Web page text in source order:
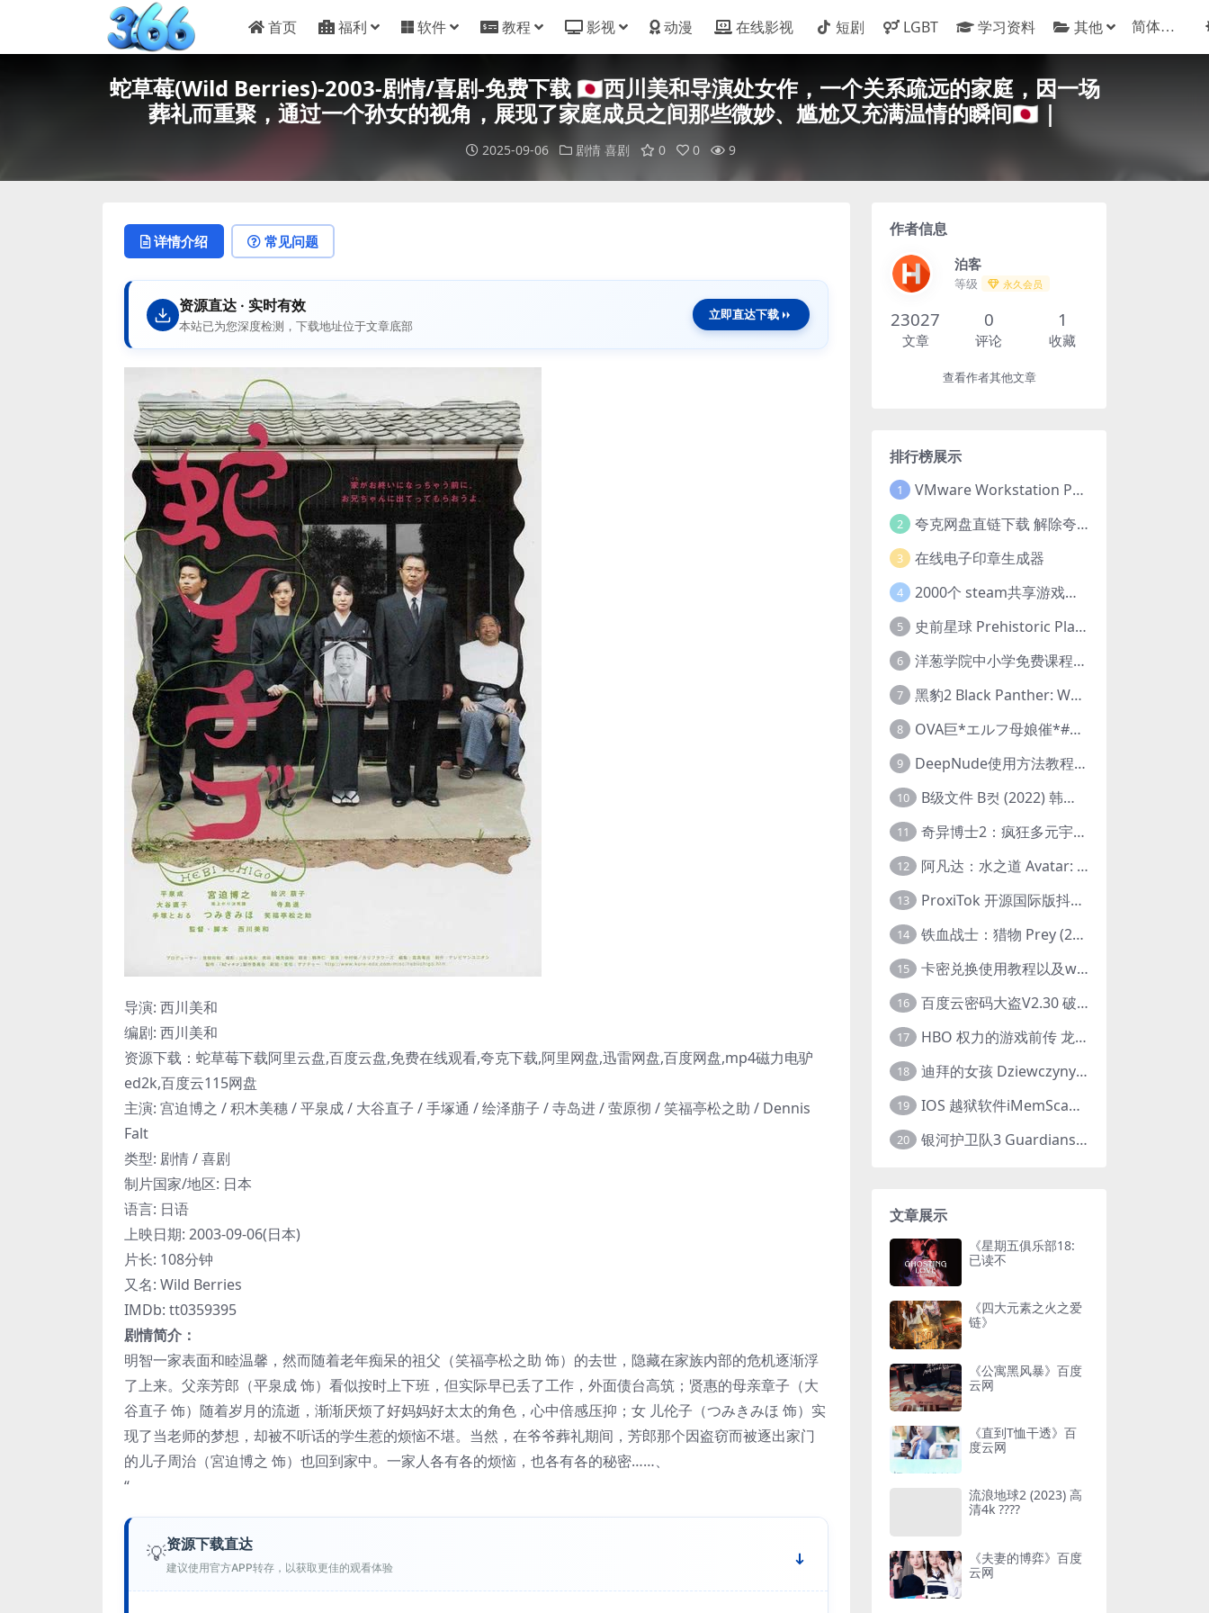
首页 福利 软件 教程 影视 动漫 在线影视 短剧 LGBT 学习资料 其他
蛇草莓(Wild Berries)-2003-剧情/喜剧-免费下载 🇯🇵西川美和导演处女作，一个关系疏远的家庭，因一场
葬礼而重聚，通过一个孙女的视角，展现了家庭成员之间那些微妙、尴尬又充满温情的瞬间🇯🇵｜
2025-09-06 剧情 喜剧 0 0 9
详情介绍 常见问题
资源直达 · 实时有效
本站已为您深度检测，下载地址位于文章底部
立即直达下载
导演: 西川美和
编剧: 西川美和
资源下载：蛇草莓下载阿里云盘,百度云盘,免费在线观看,夸克下载,阿里网盘,迅雷网盘,百度网盘,mp4磁力电驴
ed2k,百度云115网盘
主演: 宫迫博之 / 积木美穗 / 平泉成 / 大谷直子 / 手塚通 / 绘泽萠子 / 寺岛进 / 萤原彻 / 笑福亭松之助 / Dennis
Falt
类型: 剧情 / 喜剧
制片国家/地区: 日本
语言: 日语
上映日期: 2003-09-06(日本)
片长: 108分钟
又名: Wild Berries
IMDb: tt0359395
剧情简介：
明智一家表面和睦温馨，然而随着老年痴呆的祖父（笑福亭松之助 饰）的去世，隐藏在家族内部的危机逐渐浮
了上来。父亲芳郎（平泉成 饰）看似按时上下班，但实际早已丢了工作，外面债台高筑；贤惠的母亲章子（大
谷直子 饰）随着岁月的流逝，渐渐厌烦了好妈妈好太太的角色，心中倍感压抑；女 儿伦子（つみきみほ 饰）实
现了当老师的梦想，却被不听话的学生惹的烦恼不堪。当然，在爷爷葬礼期间，芳郎那个因盗窃而被逐出家门
的儿子周治（宮迫博之 饰）也回到家中。一家人各有各的烦恼，也各有各的秘密……、
“
💡资源下载直达
建议使用官方APP转存，以获取更佳的观看体验
作者信息
泊客
等级 永久会员
23027
文章
0
评论
1
收藏
查看作者其他文章
排行榜展示
1 VMware Workstation Pro 16 永久激活密钥(序列号)
2 夸克网盘直链下载 解除夸克网盘下载限制 油猴脚本
3 在线电子印章生成器
4 2000个 steam共享游戏账号 离线steam账号分享
5 史前星球 Prehistoric Planet (2022) 中字 1080p 高清 阿里云盘 2022.5.27已更新全集
6 洋葱学院中小学免费课程集合 云盘下载
7 黑豹2 Black Panther: Wakanda Forever (2022) 高清版
8 OVA巨*エルフ母娘催*#1エルフの国を蹂*する男。汚された女王と姫
9 DeepNude使用方法教程FAQ
10 B级文件 B컷 (2022) 韩国大尺度剧情电影 1080P 中字
11 奇异博士2：疯狂多元宇宙 Doctor Strange in the Multiverse of Madness (2022) 高清版1080p
12 阿凡达：水之道 Avatar: The Way of Water (2022) 1080p 2k 4k 中文字幕
13 ProxiTok 开源国际版抖音TikTok网页版 国内网络直连
14 铁血战士：猎物 Prey (2022) 中英字幕 1080P
15 卡密兑换使用教程以及windows使用教程
16 百度云密码大盗V2.30 破解分享链接提取码
17 HBO 权力的游戏前传 龙之家族 House of the Dragon (2022) 中字 1080P 更新4集
18 迪拜的女孩 Dziewczyny z Dubaju (2021) 1080P 中字
19 IOS 越狱软件iMemScan version1.2.6 游戏内存修改器
20 银河护卫队3 Guardians of the Galaxy Vol. 3 (2023)4K高清资源1080p只分享精品
文章展示
《星期五俱乐部18:
已读不
《四大元素之火之爱
链》
《公寓黑风暴》百度
云网
《直到T恤干透》百
度云网
流浪地球2 (2023) 高
清4k ????
《夫妻的博弈》百度
云网